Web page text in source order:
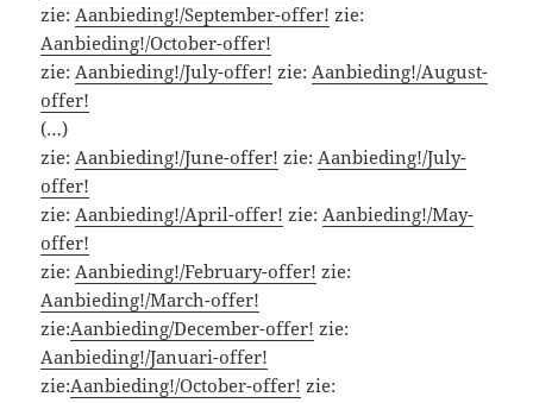
zie: Aanbieding!/September-offer! zie:
Aanbieding!/October-offer!
zie: Aanbieding!/July-offer! zie: Aanbieding!/August-
offer!
(…)
zie: Aanbieding!/June-offer! zie: Aanbieding!/July-
offer!
zie: Aanbieding!/April-offer! zie: Aanbieding!/May-
offer!
zie: Aanbieding!/February-offer! zie:
Aanbieding!/March-offer!
zie:Aanbieding/December-offer! zie:
Aanbieding!/Januari-offer!
zie:Aanbieding!/October-offer! zie: